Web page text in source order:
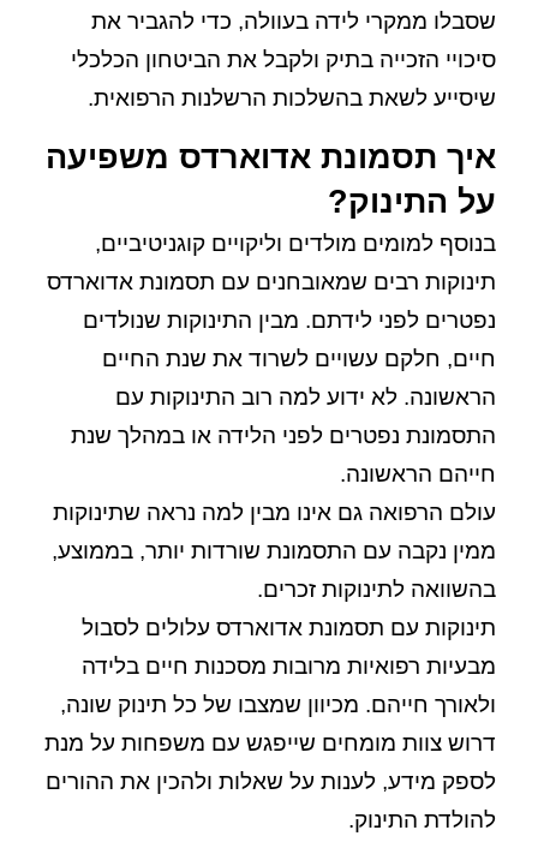
שסבלו ממקרי לידה בעוולה, כדי להגביר את
סיכויי הזכייה בתיק ולקבל את הביטחון הכלכלי
שיסייע לשאת בהשלכות הרשלנות הרפואית.
איך תסמונת אדוארדס משפיעה
על התינוק?
בנוסף למומים מולדים וליקויים קוגניטיביים,
תינוקות רבים שמאובחנים עם תסמונת אדוארדס
נפטרים לפני לידתם. מבין התינוקות שנולדים
חיים, חלקם עשויים לשרוד את שנת החיים
הראשונה. לא ידוע למה רוב התינוקות עם
התסמונת נפטרים לפני הלידה או במהלך שנת
חייהם הראשונה.
עולם הרפואה גם אינו מבין למה נראה שתינוקות
ממין נקבה עם התסמונת שורדות יותר, בממוצע,
בהשוואה לתינוקות זכרים.
תינוקות עם תסמונת אדוארדס עלולים לסבול
מבעיות רפואיות מרובות מסכנות חיים בלידה
ולאורך חייהם. מכיוון שמצבו של כל תינוק שונה,
דרוש צוות מומחים שייפגש עם משפחות על מנת
לספק מידע, לענות על שאלות ולהכין את ההורים
להולדת התינוק.